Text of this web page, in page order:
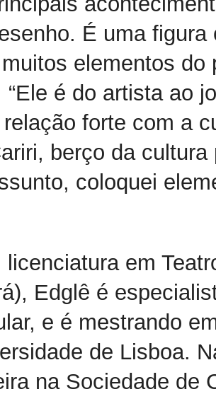
É uma
elementos do
“Ele é do artista ao
relação forte com a
berço da
coloquei
licenciatura em
Edglê é
e é mestrando
de Lisboa.
na Sociedade de